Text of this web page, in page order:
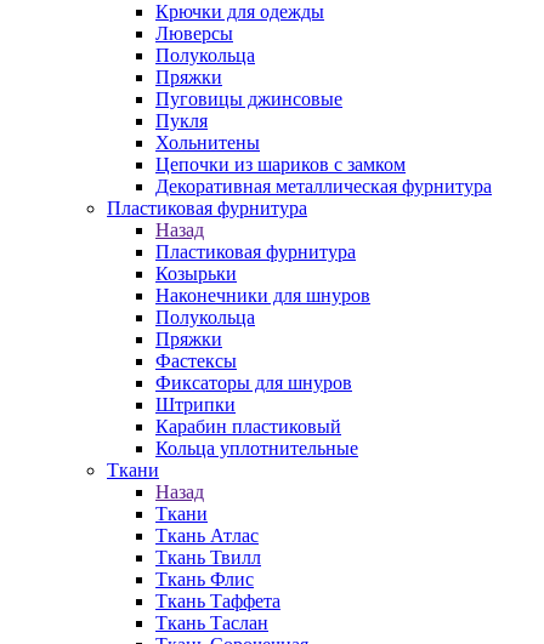
Крючки для одежды
Люверсы
Полукольца
Пряжки
Пуговицы джинсовые
Пукля
Хольнитены
Цепочки из шариков с замком
Декоративная металлическая фурнитура
Пластиковая фурнитура
Назад
Пластиковая фурнитура
Козырьки
Наконечники для шнуров
Полукольца
Пряжки
Фастексы
Фиксаторы для шнуров
Штрипки
Карабин пластиковый
Кольца уплотнительные
Ткани
Назад
Ткани
Ткань Атлас
Ткань Твилл
Ткань Флис
Ткань Таффета
Ткань Таслан